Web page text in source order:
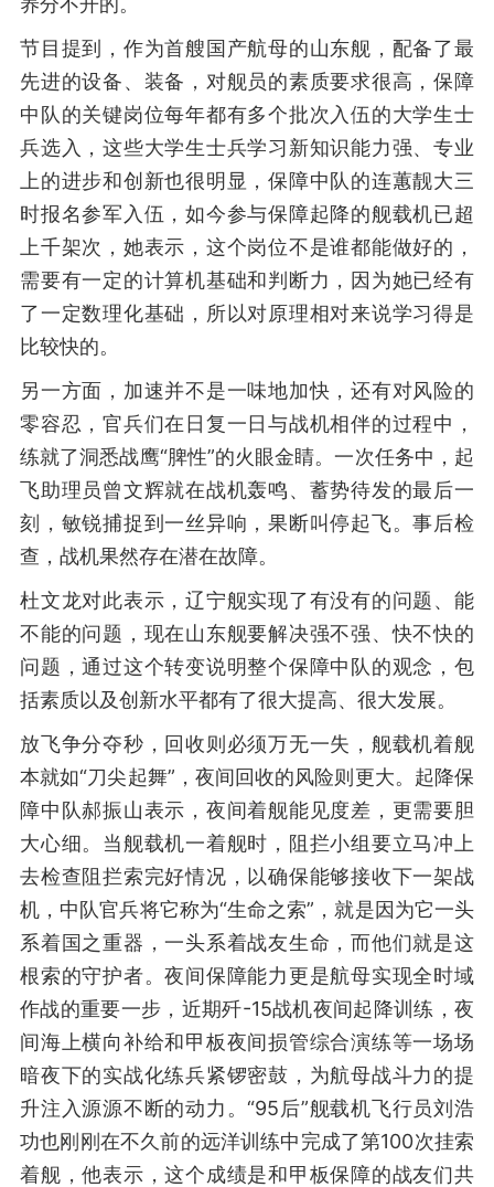
节目提到，作为首艘国产航母的山东舰，配备了最
先进的设备、装备，对舰员的素质要求很高，保障
中队的关键岗位每年都有多个批次入伍的大学生士
兵选入，这些大学生士兵学习新知识能力强、专业
上的进步和创新也很明显，保障中队的连蕙靓大三
时报名参军入伍，如今参与保障起降的舰载机已超
上千架次，她表示，这个岗位不是谁都能做好的，
需要有一定的计算机基础和判断力，因为她已经有
了一定数理化基础，所以对原理相对来说学习得是
比较快的。
另一方面，加速并不是一味地加快，还有对风险的
零容忍，官兵们在日复一日与战机相伴的过程中，
练就了洞悉战鹰“脾性”的火眼金睛。一次任务中，起
飞助理员曾文辉就在战机轰鸣、蓄势待发的最后一
刻，敏锐捕捉到一丝异响，果断叫停起飞。事后检
查，战机果然存在潜在故障。
杜文龙对此表示，辽宁舰实现了有没有的问题、能
不能的问题，现在山东舰要解决强不强、快不快的
问题，通过这个转变说明整个保障中队的观念，包
括素质以及创新水平都有了很大提高、很大发展。
放飞争分夺秒，回收则必须万无一失，舰载机着舰
本就如“刀尖起舞”，夜间回收的风险则更大。起降保
障中队郝振山表示，夜间着舰能见度差，更需要胆
大心细。当舰载机一着舰时，阻拦小组要立马冲上
去检查阻拦索完好情况，以确保能够接收下一架战
机，中队官兵将它称为“生命之索”，就是因为它一头
系着国之重器，一头系着战友生命，而他们就是这
根索的守护者。夜间保障能力更是航母实现全时域
作战的重要一步，近期歼-15战机夜间起降训练，夜
间海上横向补给和甲板夜间损管综合演练等一场场
暗夜下的实战化练兵紧锣密鼓，为航母战斗力的提
升注入源源不断的动力。“95后”舰载机飞行员刘浩
功也刚刚在不久前的远洋训练中完成了第100次挂索
着舰，他表示，这个成绩是和甲板保障的战友们共